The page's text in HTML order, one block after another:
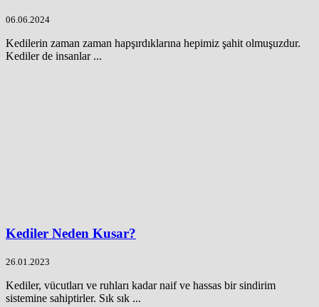
06.06.2024
Kedilerin zaman zaman hapşırdıklarına hepimiz şahit olmuşuzdur.
Kediler de insanlar ...
Kediler Neden Kusar?
26.01.2023
Kediler, vücutları ve ruhları kadar naif ve hassas bir sindirim
sistemine sahiptirler. Sık sık ...